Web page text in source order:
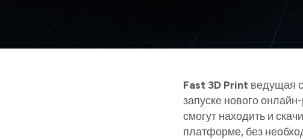
Fast 3D Print ведущая
запуске нового
смогут находить и
платформе, без